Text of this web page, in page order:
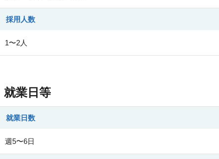
採用人数
1〜2人
就業日等
就業日数
週5〜6日